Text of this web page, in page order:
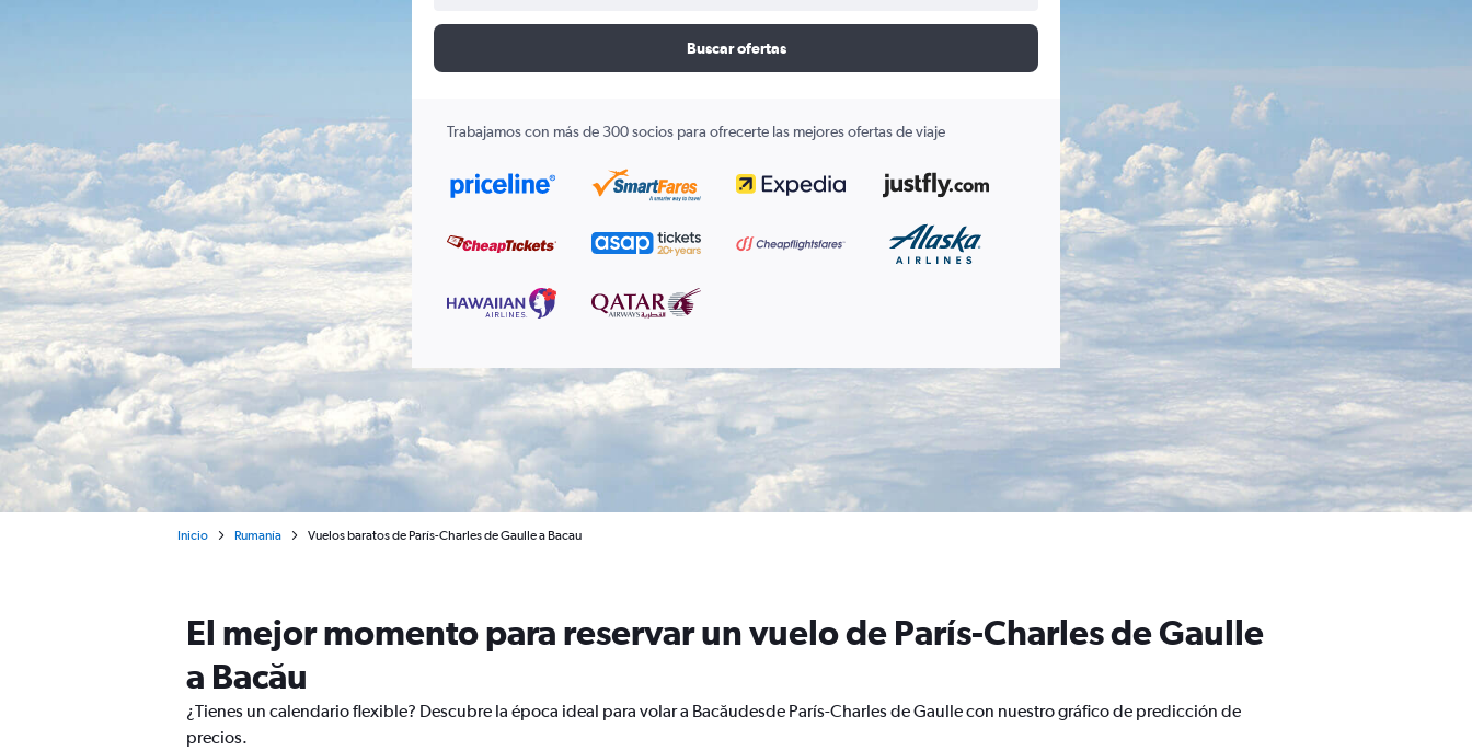
Buscar ofertas
Trabajamos con más de 300 socios para ofrecerte las mejores ofertas de viaje
Inicio Rumanía Vuelos baratos de París-Charles de Gaulle a Bacau
El mejor momento para reservar un vuelo de París-Charles de Gaulle
a Bacău
¿Tienes un calendario flexible? Descubre la época ideal para volar a Bacăudesde París-Charles de Gaulle con nuestro gráfico de predicción de
precios.